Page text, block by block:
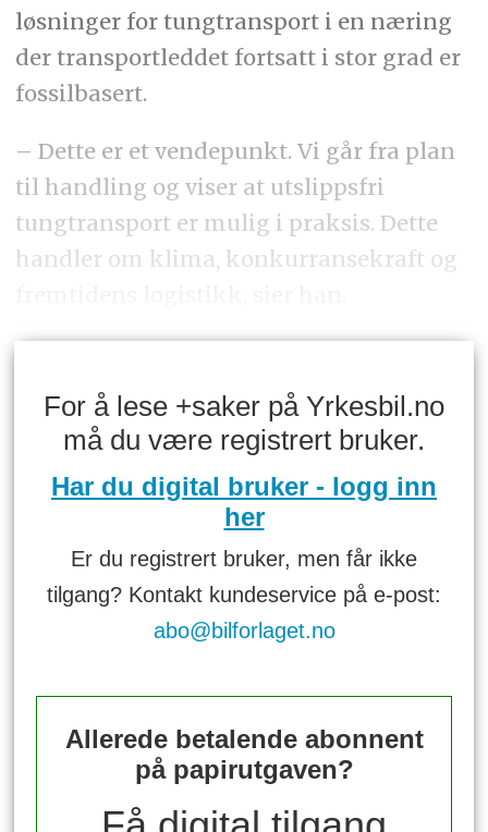
løsninger for tungtransport i en næring
der transportleddet fortsatt i stor grad er
fossilbasert.
– Dette er et vendepunkt. Vi går fra plan
til handling og viser at utslippsfri
tungtransport er mulig i praksis. Dette
handler om klima, konkurransekraft og
For å lese +saker på Yrkesbil.no
må du være registrert bruker.
Har du digital bruker - logg inn
her
Er du registrert bruker, men får ikke
tilgang? Kontakt kundeservice på e-post:
abo@bilforlaget.no
Allerede betalende abonnent
på papirutgaven?